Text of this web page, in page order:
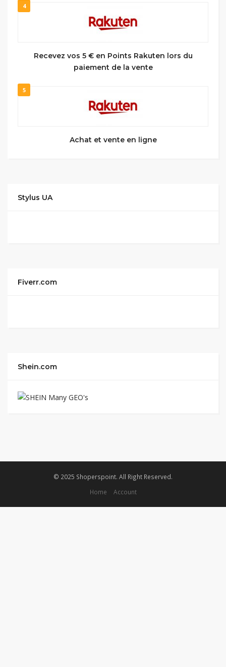
4
Recevez vos 5 € en Points Rakuten lors du
paiement de la vente
5
Achat et vente en ligne
Stylus UA
Fiverr.com
Shein.com
© 2025 Shoperspoint. All Right Reserved.
Home
Account